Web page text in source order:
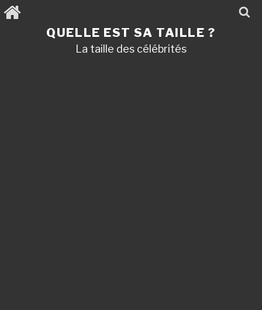
Aller
au
QUELLE EST SA TAILLE ?
La taille des célébrités